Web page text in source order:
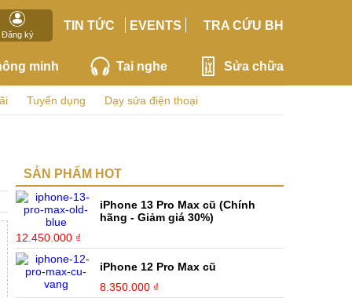
Đăng ký
TIN TỨC EVENTS TRA CỨU BH
minh Tai nghe Sửa chữa
Tuyển dụng Dạy sửa điện thoại
SẢN PHẨM HOT
iPhone 13 Pro Max cũ (Chính
hãng - Giảm giá 30%)
12.450.000 ₫
iPhone 12 Pro Max cũ
8.350.000 ₫